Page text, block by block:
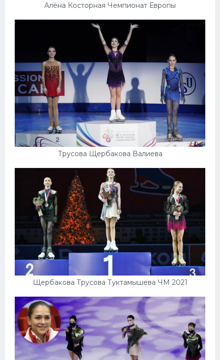
Алёна Косторная Чемпионат Европы
Трусова Щербакова Валиева
Щербакова Трусова Туктамышева ЧМ 2021